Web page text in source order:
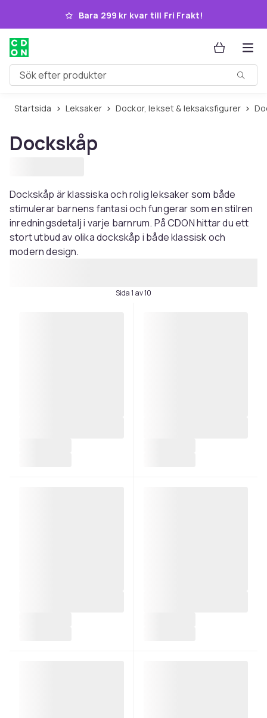
Hoppa till huvudinnehållet
Bara 299 kr kvar till Fri Frakt!
Sök efter produkter
Startsida Leksaker Dockor, lekset & leksaksfigurer
Dockskåp
Dockskåp är klassiska och rolig leksaker som både
stimulerar barnens fantasi och fungerar som en stilren
inredningsdetalj i varje barnrum. På CDON hittar du ett
stort utbud av olika dockskåp i både klassisk och
modern design.
Sida 1 av 10